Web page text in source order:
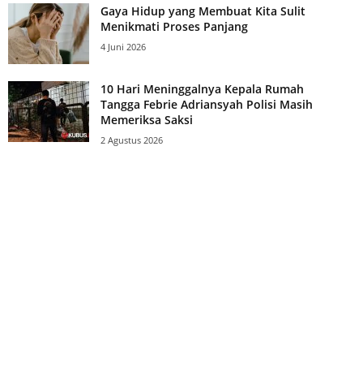
Gaya Hidup yang Membuat Kita Sulit
Menikmati Proses Panjang
4 Juni 2026
10 Hari Meninggalnya Kepala Rumah
Tangga Febrie Adriansyah Polisi Masih
Memeriksa Saksi
2 Agustus 2026